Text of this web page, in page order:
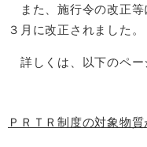
また、施行令の改正等
３月に改正されました。
詳しくは、以下のペー
ＰＲＴＲ制度の対象物